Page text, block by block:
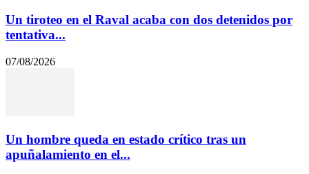
Un tiroteo en el Raval acaba con dos detenidos por
tentativa...
07/08/2026
Un hombre queda en estado crítico tras un
apuñalamiento en el...